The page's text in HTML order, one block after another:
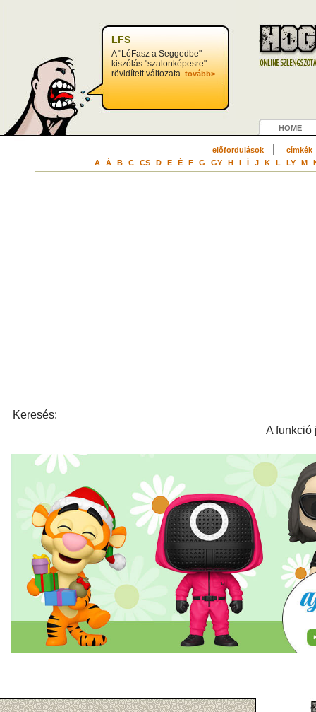
LFS
A "LóFasz a Seggedbe"
kiszólás "szalonképesre"
rövidített változata. tovább>
HOME
előfordulások| címkék
A Á B C CS D E É F G GY H I Í J K L LY M
Keresés:
A funkció